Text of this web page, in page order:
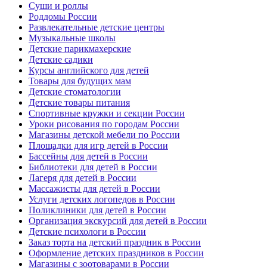
Суши и роллы
Роддомы России
Развлекательные детские центры
Музыкальные школы
Детские парикмахерские
Детские садики
Курсы английского для детей
Товары для будущих мам
Детские стоматологии
Детские товары питания
Спортивные кружки и секции России
Уроки рисования по городам России
Магазины детской мебели по России
Площадки для игр детей в России
Бассейны для детей в России
Библиотеки для детей в России
Лагеря для детей в России
Массажисты для детей в России
Услуги детских логопедов в России
Поликлиники для детей в России
Организация экскурсий для детей в России
Детские психологи в России
Заказ торта на детский праздник в России
Оформление детских праздников в России
Магазины с зоотоварами в России